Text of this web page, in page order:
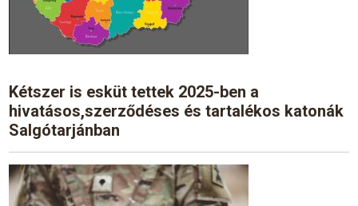
Kétszer is esküt tettek 2025-ben a
hivatásos,szerződéses és tartalékos katonák
Salgótarjánban